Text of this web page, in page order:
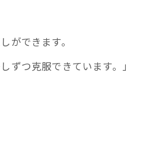
ができます。
ずつ克服できています。」